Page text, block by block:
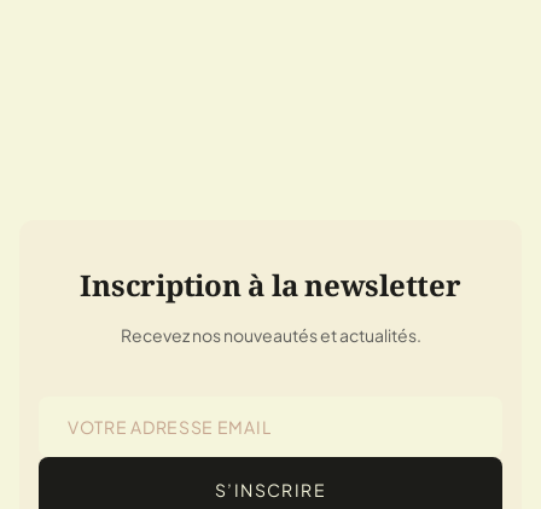
Inscription à la newsletter
Recevez nos nouveautés et actualités.
S’INSCRIRE